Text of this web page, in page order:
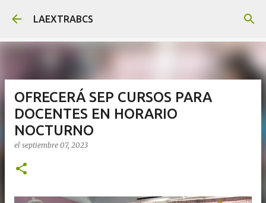
Ir al contenido principal
LAEXTRABCS
OFRECERÁ SEP CURSOS PARA
DOCENTES EN HORARIO
NOCTURNO
el septiembre 07, 2023